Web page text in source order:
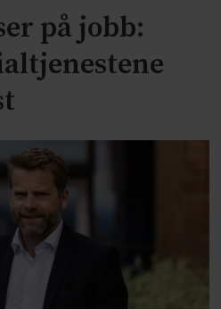
på jobb: